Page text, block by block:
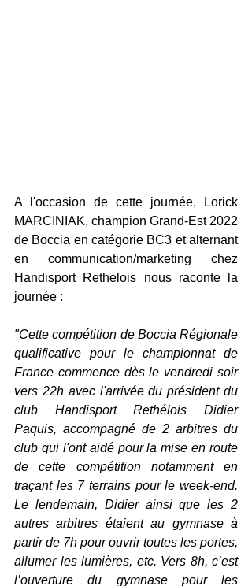
A l'occasion de cette journée, Lorick
MARCINIAK, champion Grand-Est 2022
de Boccia en catégorie BC3 et alternant
en communication/marketing chez
Handisport Rethelois nous raconte la
journée :
"Cette compétition de Boccia Régionale
qualificative pour le championnat de
France commence dès le vendredi soir
vers 22h avec l'arrivée du président du
club Handisport Rethélois Didier
Paquis, accompagné de 2 arbitres du
club qui l'ont aidé pour la mise en route
de cette compétition notamment en
traçant les 7 terrains pour le week-end.
Le lendemain, Didier ainsi que les 2
autres arbitres étaient au gymnase à
partir de 7h pour ouvrir toutes les portes,
allumer les lumières, etc. Vers 8h, c’est
l’ouverture du gymnase pour les